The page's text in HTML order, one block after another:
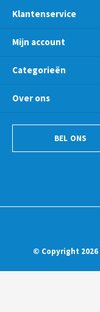
Klantenservice
Mijn account
Categorieën
Over ons
BEL ONS
© Copyright 2026